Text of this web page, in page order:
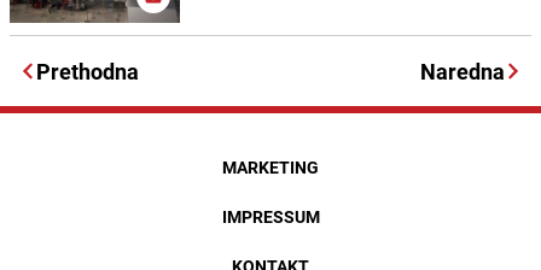
Prethodna Naredna
MARKETING
IMPRESSUM